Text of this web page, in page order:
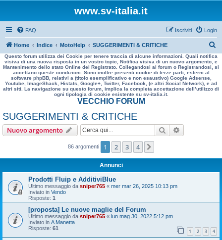
www.sv-italia.it
FAQ Login
Iscriviti
Home Indice MotoHelp SUGGERIMENTI & CRITICHE
e
r
a
Questo forum utilizza dei Cookie per tenere traccia di alcune informazioni. Quali notifica
visiva di una nuova risposta in un vostro topic, Notifica visiva di un nuovo argomento, e
Mantenimento dello stato Online del Registrato. Collegandosi al forum o Registrandosi, si
accettano queste condizioni. Sono inoltre presenti cookie di terze parti, esterni al
software phpBB, relativi a (titolo esemplificativo e non esaustivo) Google Adsense,
Youtube, ImageShack, Histats, Google+, Twitter, Facebook, (e altri Social Network), e ad
altri siti. La navigazione su questo forum, implica la completa accettazione dell’utilizzo di
ogni tipologia di cookie esistente su sv-italia.it.
VECCHIO FORUM
SUGGERIMENTI & CRITICHE
Nuovo argomento Cerca
86 argomenti 1 2 3 4
Annunci
Prodotti Fluip e AdditiviBlue
Ultimo messaggio da sniper765 « mer mar 26, 2025 10:13 pm
Inviato in Vendo
Risposte: 1
[proposta] Le nuove maglie del Forum
Ultimo messaggio da sniper765 « lun mag 30, 2022 5:12 pm
Inviato in A Manetta
Risposte: 61 1 2 3 4